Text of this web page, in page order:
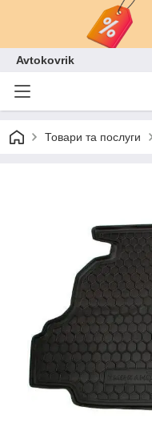
Avtokovrik
Товари та послуги